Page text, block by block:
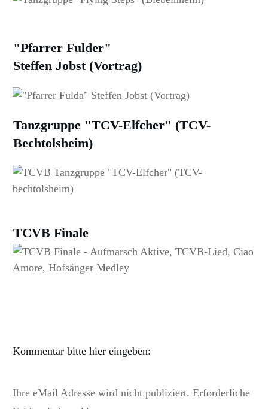
"Pfarrer Fulder"
Steffen Jobst (Vortrag)
Tanzgruppe "TCV-Elfcher" (TCV-
Bechtolsheim)
TCVB Finale
Kommentar bitte hier eingeben:
Ihre eMail Adresse wird nicht publiziert. Erforderliche